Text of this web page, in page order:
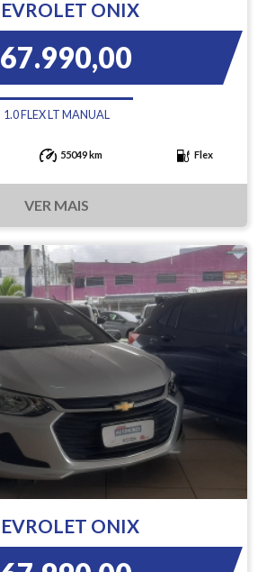
ONIX
67.990,00
1.0 FLEX LT MANUAL
55049 km Flex
VER MAIS
ONIX